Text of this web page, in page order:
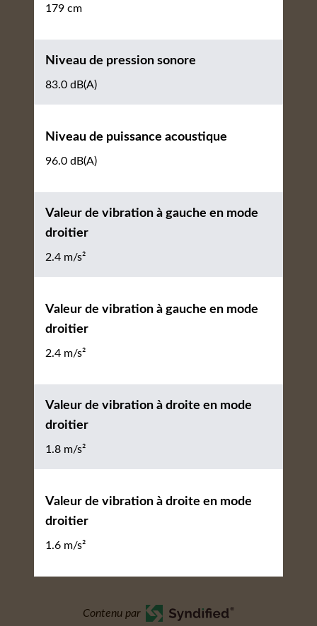
179 cm
Niveau de pression sonore
83.0 dB(A)
Niveau de puissance acoustique
96.0 dB(A)
Valeur de vibration à gauche en mode
droitier
2.4 m/s²
Valeur de vibration à gauche en mode
droitier
2.4 m/s²
Valeur de vibration à droite en mode
droitier
1.8 m/s²
Valeur de vibration à droite en mode
droitier
1.6 m/s²
Contenu par